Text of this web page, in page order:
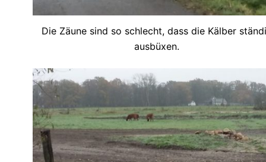
Die Zäune sind so schlecht, dass die Kälber
ausbüxen.